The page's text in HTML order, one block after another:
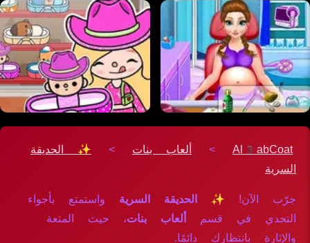
Al3abCoat
> ألعاب بنات >
✨ الحديقة
السرية
جرّب الآن! ✨ الحديقة السرية واستمتع بأجواء
التحدي في قسم
ألعاب بنات، حيث المتعة
والإثارة بانتظارك دائمًا.